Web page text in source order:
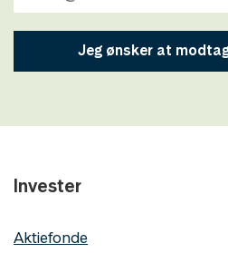
Jeg ønsker at
Invester
Aktiefonde